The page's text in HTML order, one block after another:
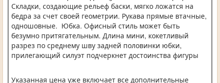
Складки, создающие рельеф баски, мягко ложатся на
бедра за счет своей геометрии. Рукава прямые втачные,
одношовные. Юбка. Офисный стиль может быть
безумно притягательным. Длина мини, кокетливый
разрез по среднему шву задней половинки юбки,
прилегающий силуэт подчеркнет достоинства фигуры
Указанная цена уже включает все дополнительные